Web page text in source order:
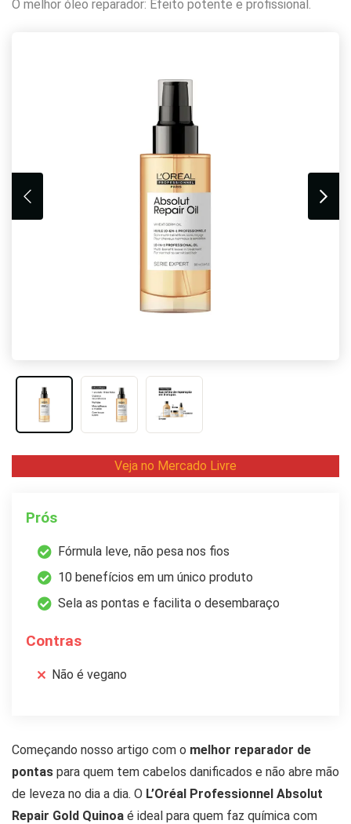
O melhor óleo reparador: Efeito potente e profissional.
Veja no Mercado Livre
Prós
Fórmula leve, não pesa nos fios
10 benefícios em um único produto
Sela as pontas e facilita o desembaraço
Contras
Não é vegano
Começando nosso artigo com o melhor reparador de
pontas para quem tem cabelos danificados e não abre mão
de leveza no dia a dia. O L’Oréal Professionnel Absolut
Repair Gold Quinoa é ideal para quem faz química com